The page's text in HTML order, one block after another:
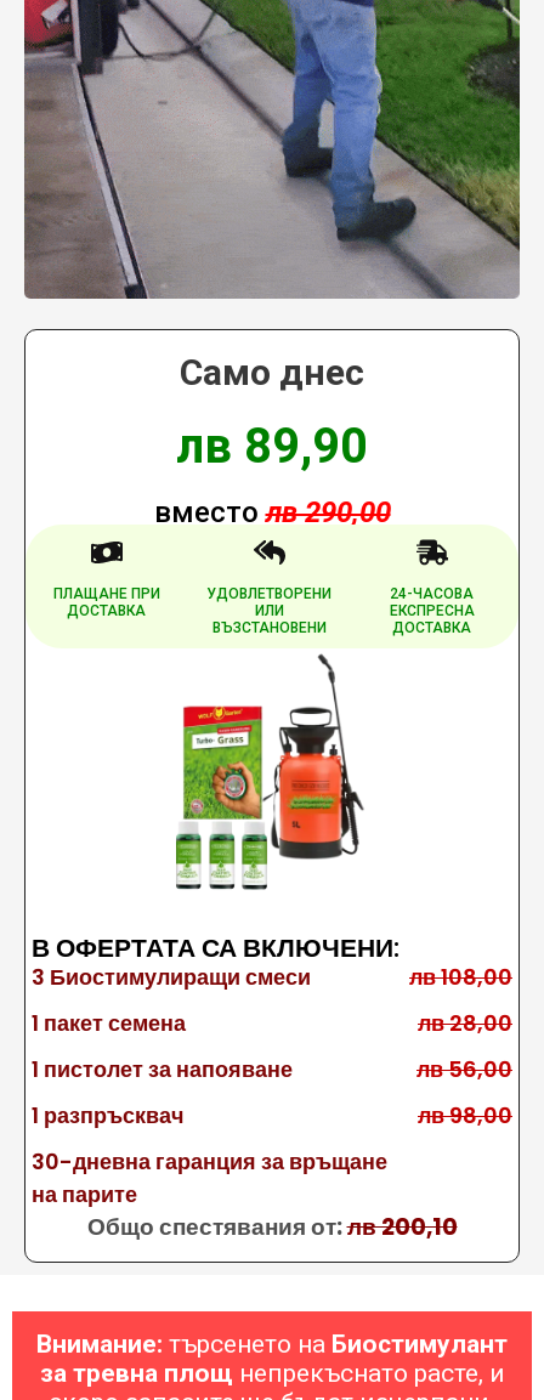
Само днес
лв 89,90
вместо лв 290,00
ПЛАЩАНЕ ПРИ
ДОСТАВКА
УДОВЛЕТВОРЕНИ
ИЛИ
ВЪЗСТАНОВЕНИ
24-ЧАСОВА
ЕКСПРЕСНА
ДОСТАВКА
В ОФЕРТАТА СА ВКЛЮЧЕНИ:
3 Биостимулиращи смеси
лв 108,00
1 пакет семена
лв 28,00
1 пистолет за напояване
лв 56,00
1 разпръсквач
лв 98,00
30-дневна гаранция за връщане
на парите
Общо спестявания от:лв 200,10
Внимание: търсенето на Биостимулант
за тревна площ непрекъснато расте, и